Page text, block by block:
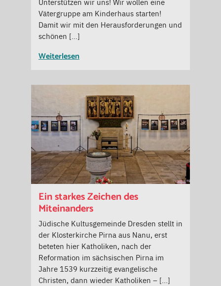
Vätergruppe am Kinderhaus starten!
Damit wir mit den Herausforderungen und
schönen […]
Weiterlesen
Ein starkes Zeichen des
Miteinanders
Jüdische Kultusgemeinde Dresden stellt in
der Klosterkirche Pirna aus Nanu, erst
beteten hier Katholiken, nach der
Reformation im sächsischen Pirna im
Jahre 1539 kurzzeitig evangelische
Christen, dann wieder Katholiken – […]